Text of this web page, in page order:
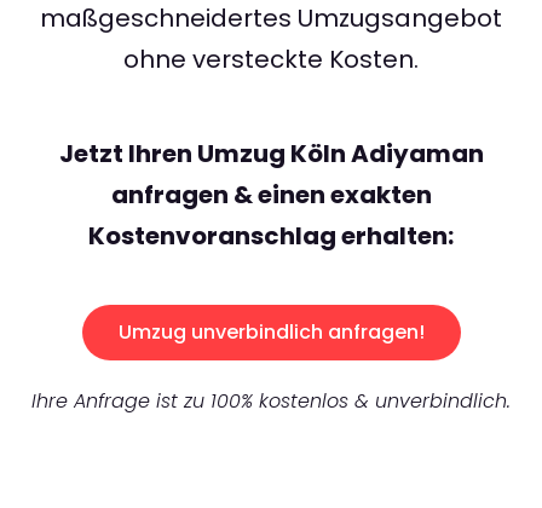
maßgeschneidertes Umzugsangebot
ohne versteckte Kosten.
Jetzt Ihren Umzug Köln Adiyaman
anfragen & einen exakten
Kostenvoranschlag erhalten:
Umzug unverbindlich anfragen!
Ihre Anfrage ist zu 100% kostenlos & unverbindlich.